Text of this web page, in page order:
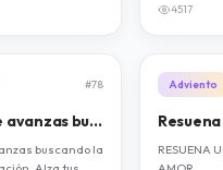
4517
#78
Pueblo que avanzas buscando
buscando la
Adviento
RESUENA